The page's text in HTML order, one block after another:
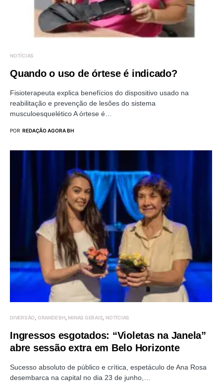
NOTÍCIAS
Quando o uso de órtese é indicado?
Fisioterapeuta explica benefícios do dispositivo usado na
reabilitação e prevenção de lesões do sistema
musculoesquelético A órtese é…
POR REDAÇÃO AGORA BH
DIVERSÃO GRANDE BH MINAS GERAIS NOTÍCIAS
Ingressos esgotados: “Violetas na Janela”
abre sessão extra em Belo Horizonte
Sucesso absoluto de público e crítica, espetáculo de Ana Rosa
desembarca na capital no dia 23 de junho,…